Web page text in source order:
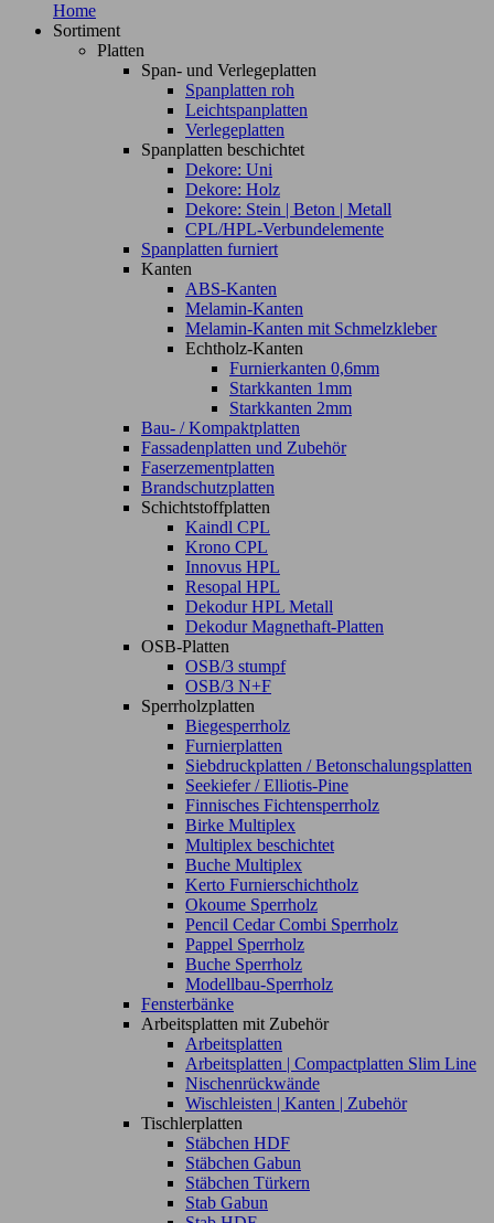
Home
Sortiment
Platten
Span- und Verlegeplatten
Spanplatten roh
Leichtspanplatten
Verlegeplatten
Spanplatten beschichtet
Dekore: Uni
Dekore: Holz
Dekore: Stein | Beton | Metall
CPL/HPL-Verbundelemente
Spanplatten furniert
Kanten
ABS-Kanten
Melamin-Kanten
Melamin-Kanten mit Schmelzkleber
Echtholz-Kanten
Furnierkanten 0,6mm
Starkkanten 1mm
Starkkanten 2mm
Bau- / Kompaktplatten
Fassadenplatten und Zubehör
Faserzementplatten
Brandschutzplatten
Schichtstoffplatten
Kaindl CPL
Krono CPL
Innovus HPL
Resopal HPL
Dekodur HPL Metall
Dekodur Magnethaft-Platten
OSB-Platten
OSB/3 stumpf
OSB/3 N+F
Sperrholzplatten
Biegesperrholz
Furnierplatten
Siebdruckplatten / Betonschalungsplatten
Seekiefer / Elliotis-Pine
Finnisches Fichtensperrholz
Birke Multiplex
Multiplex beschichtet
Buche Multiplex
Kerto Furnierschichtholz
Okoume Sperrholz
Pencil Cedar Combi Sperrholz
Pappel Sperrholz
Buche Sperrholz
Modellbau-Sperrholz
Fensterbänke
Arbeitsplatten mit Zubehör
Arbeitsplatten
Arbeitsplatten | Compactplatten Slim Line
Nischenrückwände
Wischleisten | Kanten | Zubehör
Tischlerplatten
Stäbchen HDF
Stäbchen Gabun
Stäbchen Türkern
Stab Gabun